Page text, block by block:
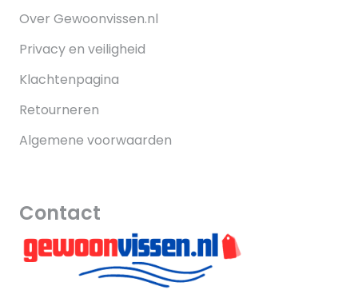
Over Gewoonvissen.nl
Privacy en veiligheid
Klachtenpagina
Retourneren
Algemene voorwaarden
Contact